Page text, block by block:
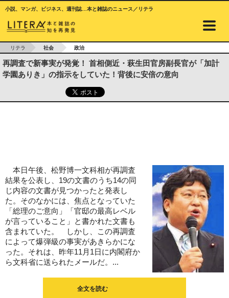
小説、マンガ、ビジネス、週刊誌…本と雑誌のニュース／リテラ
リテラ 社会 政治
再調査で新事実が発覚！ 首相側近・萩生田官房副長官が「加計
学園ありき」の指示をしていた！背後に安倍の意向
本日午後、松野博一文科相が再調査
結果を公表し、19の文書のうち14の同
じ内容の文書が見つかったと発表し
た。そのなかには、焦点となっていた
「総理のご意向」「官邸の最高レベル
が言っていること」と書かれた文書も
含まれていた。 しかし、この再調査
によって爆弾級の事実があきらかにな
った。それは、昨年11月1日に内閣府か
ら文科省に送られたメールだ。...
全文を読む